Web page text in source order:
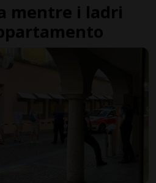
mentre i ladri